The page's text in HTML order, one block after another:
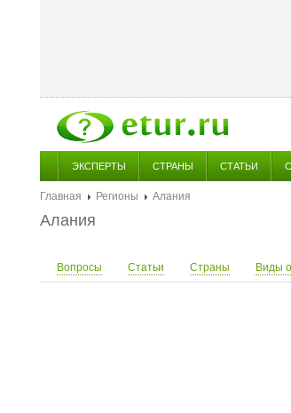
ЭКСПЕРТЫ СТРАНЫ СТАТЬИ
Главная Регионы
Алания
Алания
Вопросы Статьи Страны Виды